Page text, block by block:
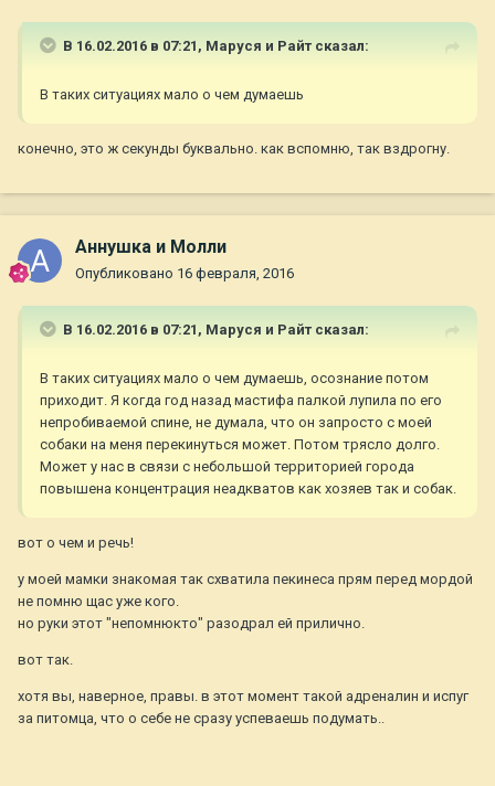
В 16.02.2016 в 07:21, Маруся и Райт сказал:
В таких ситуациях мало о чем думаешь
конечно, это ж секунды буквально. как вспомню, так вздрогну.
Аннушка и Молли
Опубликовано 16 февраля, 2016
В 16.02.2016 в 07:21, Маруся и Райт сказал:
В таких ситуациях мало о чем думаешь, осознание потом
приходит. Я когда год назад мастифа палкой лупила по его
непробиваемой спине, не думала, что он запросто с моей
собаки на меня перекинуться может. Потом трясло долго.
Может у нас в связи с небольшой территорией города
повышена концентрация неадкватов как хозяев так и собак.
вот о чем и речь!
у моей мамки знакомая так схватила пекинеса прям перед мордой
не помню щас уже кого.
но руки этот "непомнюкто" разодрал ей прилично.
вот так.
хотя вы, наверное, правы. в этот момент такой адреналин и испуг
за питомца, что о себе не сразу успеваешь подумать..